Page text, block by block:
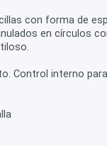
con forma de
en círculos
Control interno